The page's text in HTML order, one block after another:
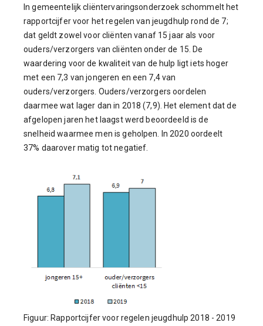
In gemeentelijk cliëntervaringsonderzoek schommelt het
rapportcijfer voor het regelen van jeugdhulp rond de 7;
dat geldt zowel voor cliënten vanaf 15 jaar als voor
ouders/verzorgers van cliënten onder de 15. De
waardering voor de kwaliteit van de hulp ligt iets hoger
met een 7,3 van jongeren en een 7,4 van
ouders/verzorgers. Ouders/verzorgers oordelen
daarmee wat lager dan in 2018 (7,9). Het element dat de
afgelopen jaren het laagst werd beoordeeld is de
snelheid waarmee men is geholpen. In 2020 oordeelt
37% daarover matig tot negatief.
Figuur: Rapportcijfer voor regelen jeugdhulp 2018 - 2019